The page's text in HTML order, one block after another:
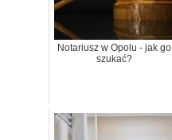
Notariusz w Opolu - jak go
szukać?